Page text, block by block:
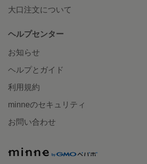
大口注文について
ヘルプセンター
お知らせ
ヘルプとガイド
利用規約
minneのセキュリティ
お問い合わせ